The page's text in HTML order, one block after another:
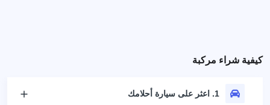
كيفية شراء مركبة
1. اعثر على سيارة أحلامك